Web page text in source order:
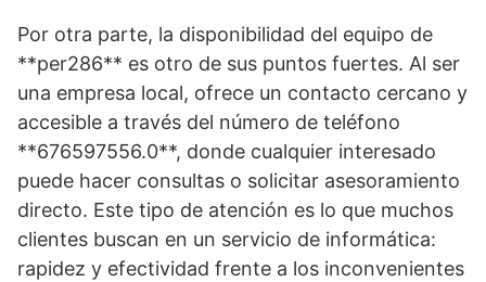
Por otra parte, la disponibilidad del equipo de
**per286** es otro de sus puntos fuertes. Al ser
una empresa local, ofrece un contacto cercano y
accesible a través del número de teléfono
**676597556.0**, donde cualquier interesado
puede hacer consultas o solicitar asesoramiento
directo. Este tipo de atención es lo que muchos
clientes buscan en un servicio de informática:
rapidez y efectividad frente a los inconvenientes